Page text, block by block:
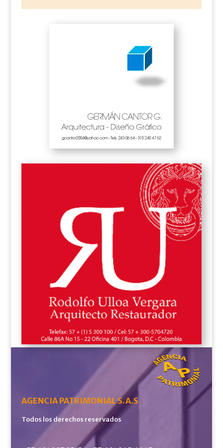
AGENCIA PATRIMONIAL S.A.S
Todos los derechos reservados